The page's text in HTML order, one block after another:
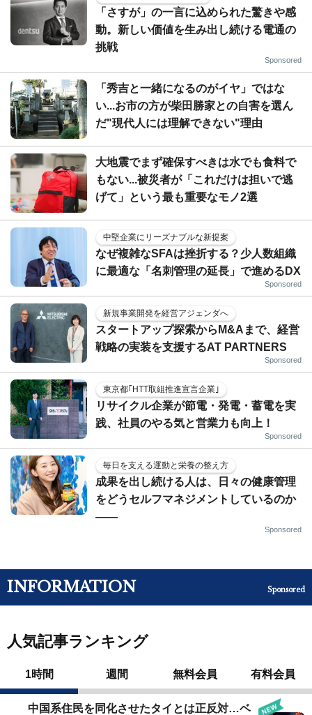
「さすが」の一言に込められた驚きや感
動。新しい価値を生み出し続ける電通の
挑戦
Sponsored
「秀吉と一緒になるのがイヤ」ではな
い...お市の方が柴田勝家との自害を選ん
だ"現代人には理解できない"理由
大地震でまず確保すべきは水でも食料で
もない...被災者が「これだけは担いで逃
げて」という最も重要なモノ2選
中堅企業にリーズナブルな新提案
なぜ複雑なSFAは挫折する？少人数組織
に最適な「名刺管理の延長」で進めるDX
Sponsored
新規事業開発を経営アジェンダへ
スタートアップ探索からM&Aまで、経営
戦略の実装を支援するAT PARTNERS
Sponsored
東京都｢HTT取組推進宣言企業｣
リサイクル企業が節電・発電・蓄電を実
践、社員のやる気と営業力も向上！
Sponsored
毎日を支える運動と栄養の整え方
成果を出し続ける人は、日々の健康管理
をどうセルフマネジメントしているのか
——
Sponsored
INFORMATION Sponsored
人気記事ランキング
1時間 週間 無料会員 有料会員
中国系住民を同化させたタイとは正反対…ベ